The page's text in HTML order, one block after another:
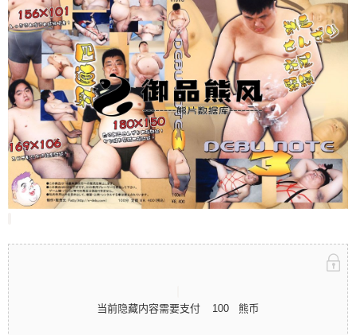
当前隐藏内容需要支付 100 熊币
[Fatty] Debu Note Vol.3
当前隐藏内容需要支付100熊币 已有79人支付 登录
立刻注册 0 收藏
扫描二维码继续阅读